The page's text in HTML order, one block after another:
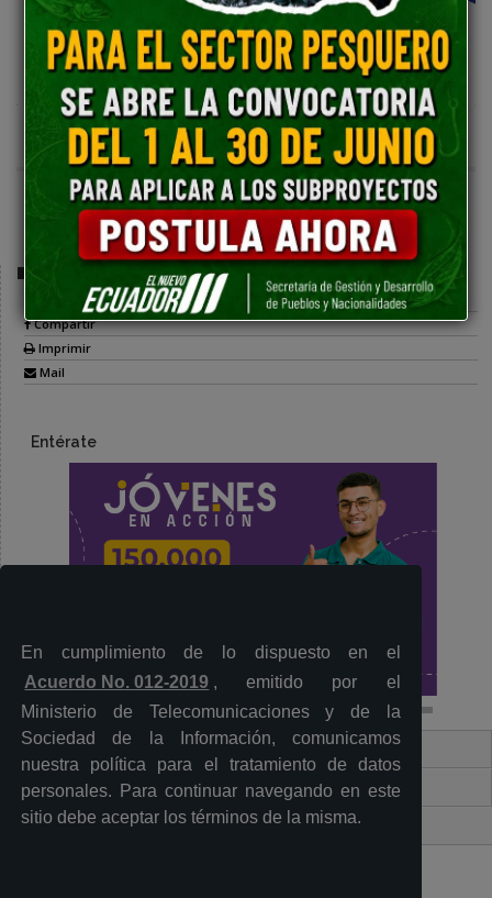
En cumplimiento de lo dispuesto en el
Acuerdo No. 012-2019 , emitido por el
Ministerio de Telecomunicaciones y de la
Sociedad de la Información, comunicamos
nuestra política para el tratamiento de datos
personales. Para continuar navegando en este
sitio debe aceptar los términos de la misma.
Secretaria de Gestión y Desarrollo de Pueblos y Nacionalidades
Comparte esta publicación:
Compartir
Imprimir
Mail
Entérate
Contacto Ciudadano Digital
Portal Trámites Ciudadanos
Sistema Nacional de Información (SNI)